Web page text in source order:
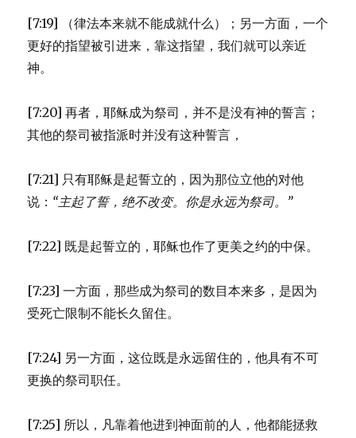
[7:19] （律法本来就不能成就什么）；另一方面，一个
更好的指望被引进来，靠这指望，我们就可以亲近
神。
[7:20] 再者，耶稣成为祭司，并不是没有神的誓言；
其他的祭司被指派时并没有这种誓言，
[7:21] 只有耶稣是起誓立的，因为那位立他的对他
说： “主起了誓，绝不改变。 你是永远为祭司。”
[7:22] 既是起誓立的，耶稣也作了更美之约的中保。
[7:23] 一方面，那些成为祭司的数目本来多，是因为
受死亡限制不能长久留住。
[7:24] 另一方面，这位既是永远留住的，他具有不可
更换的祭司职任。
[7:25] 所以，凡靠着他进到神面前的人，他都能拯救